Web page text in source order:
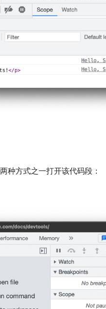
种方式之一打开该代码段：